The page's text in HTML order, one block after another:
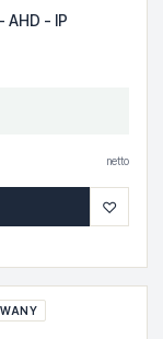
- IP
netto
♡